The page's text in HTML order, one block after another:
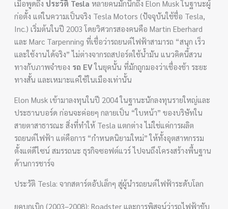
เมื่อพูดถึงประวัติ Tesla หลายคนมักนึกถึง Elon Musk ในฐานะผู้
ก่อตั้ง แต่ในความเป็นจริง Tesla Motors (ปัจจุบันใช้ชื่อ Tesla,
Inc.) เริ่มต้นในปี 2003 โดยวิศวกรสองคนคือ Martin Eberhard
และ Marc Tarpenning ที่เชื่อว่ารถยนต์ไฟฟ้าสามารถ “สนุก เร็ว
และใช้งานได้จริง” ไม่ต่างจากรถสปอร์ตใช้น้ำมัน แนวคิดนี้สวน
ทางกับภาพจำของ รถ EVในยุคนั้น ที่มักถูกมองว่าเชื่องช้า ระยะ
ทางสั้น และเหมาะแค่ใช้ในเมืองเท่านั้น
Elon Musk เข้ามาลงทุนในปี 2004 ในฐานะนักลงทุนรายใหญ่และ
ประธานบอร์ด ก่อนจะค่อยๆ กลายเป็น “ใบหน้า” ของบริษัทใน
สายตาสาธารณะ สิ่งที่ทำให้ Tesla แตกต่าง ไม่ใช่แค่การผลิต
รถยนต์ไฟฟ้า แต่คือการ “กำหนดนิยามใหม่” ให้ทั้งอุตสาหกรรม
ตั้งแต่ดีไซน์ สมรรถนะ ธุรกิจซอฟต์แวร์ ไปจนถึงโครงสร้างพื้นฐาน
ด้านการชาร์จ
ประวัติ Tesla: จากสตาร์ตอัปเล็กๆ สู่ผู้นำรถยนต์ไฟฟ้าระดับโลก
ยุคบุกเบิก (2003–2008): Roadster และการพิสูจน์ว่ารถไฟฟ้าขับ